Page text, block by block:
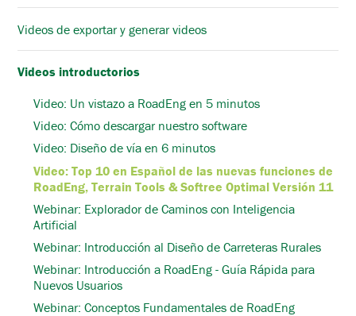
Videos de exportar y generar videos
Videos introductorios
Video: Un vistazo a RoadEng en 5 minutos
Video: Cómo descargar nuestro software
Video: Diseño de vía en 6 minutos
Video: Top 10 en Español de las nuevas funciones de
RoadEng, Terrain Tools & Softree Optimal Versión 11
Webinar: Explorador de Caminos con Inteligencia
Artificial
Webinar: Introducción al Diseño de Carreteras Rurales
Webinar: Introducción a RoadEng - Guía Rápida para
Nuevos Usuarios
Webinar: Conceptos Fundamentales de RoadEng